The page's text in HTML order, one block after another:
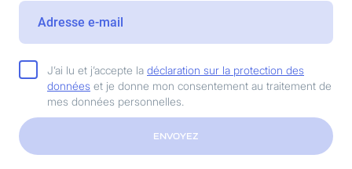
J’ai lu et j’accepte la déclaration sur la protection des
données et je donne mon consentement au traitement de
mes données personnelles.
ENVOYEZ